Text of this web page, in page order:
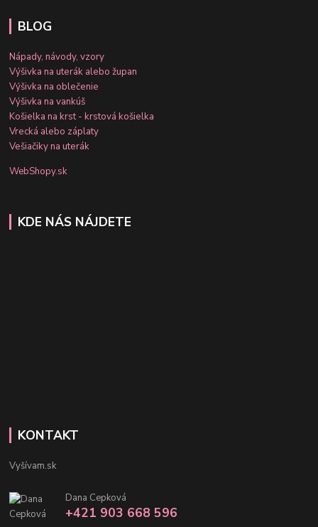
BLOG
Nápady, návody, vzory
Výšivka na uterák alebo župan
Výšivka na oblečenie
Výšivka na vankúš
Košielka na krst - krstová košielka
Vrecká alebo záplaty
Vešiačiky na uterák
WebShopy.sk
KDE NÁS NÁJDETE
KONTAKT
Vyšívam.sk
Dana Cepková
+421 903 668 596